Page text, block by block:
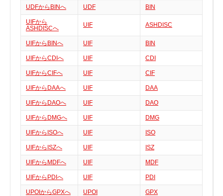
データファイル
開発用ファイル
ディスクイメージファイル
暗号化されたファイル
実行ファイル
フォントファイル
ゲームファイル
GISファイル
その他のファイル
プラグインファイル
プラグインファイル
設定ファイル
UDFからBINへ UDF BIN
UIFから
ASHDISCへ
UIF ASHDISC
UIFからBINへ UIF BIN
UIFからCDIへ UIF CDI
UIFからCIFへ UIF CIF
UIFからDAAへ UIF DAA
UIFからDAOへ UIF DAO
UIFからDMGへ UIF DMG
UIFからISOへ UIF ISO
UIFからISZへ UIF ISZ
UIFからMDFへ UIF MDF
UIFからPDIへ UIF PDI
UPOIからGPXへ UPOI GPX